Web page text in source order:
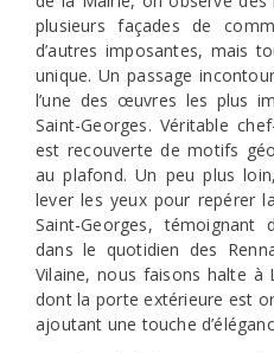
plusieurs façades de
d’autres imposantes, mais
unique. Un passage
l’une des œuvres les plus
Saint-Georges. Véritable
est recouverte de motifs
au plafond. Un peu plus
lever les yeux pour repérer
Saint-Georges,
dans le quotidien des
Vilaine, nous faisons halte à
dont la porte extérieure est
ajoutant une touche